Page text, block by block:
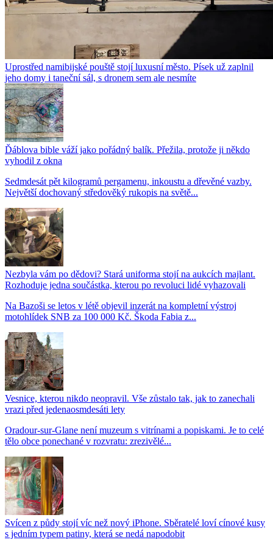
Uprostřed namibijské pouště stojí luxusní město. Písek už zaplnil
jeho domy i taneční sál, s dronem sem ale nesmíte
Ďáblova bible váží jako pořádný balík. Přežila, protože ji někdo
vyhodil z okna
Sedmdesát pět kilogramů pergamenu, inkoustu a dřevěné vazby.
Největší dochovaný středověký rukopis na světě...
Nezbyla vám po dědovi? Stará uniforma stojí na aukcích majlant.
Rozhoduje jedna součástka, kterou po revoluci lidé vyhazovali
Na Bazoši se letos v létě objevil inzerát na kompletní výstroj
motohlídek SNB za 100 000 Kč. Škoda Fabia z...
Vesnice, kterou nikdo neopravil. Vše zůstalo tak, jak to zanechali
vrazi před jedenaosmdesáti lety
Oradour-sur-Glane není muzeum s vitrínami a popiskami. Je to celé
tělo obce ponechané v rozvratu: zrezivělé...
Svícen z půdy stojí víc než nový iPhone. Sběratelé loví cínové kusy
s jedním typem patiny, která se nedá napodobit